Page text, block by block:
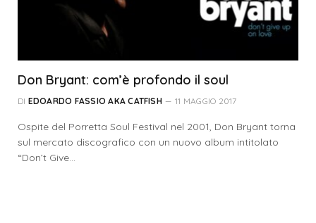
Don Bryant: com’è profondo il soul
DI EDOARDO FASSIO AKA CATFISH 11 MAGGIO 2017
Ospite del Porretta Soul Festival nel 2001, Don Bryant torna
sul mercato discografico con un nuovo album intitolato
“Don’t Give…